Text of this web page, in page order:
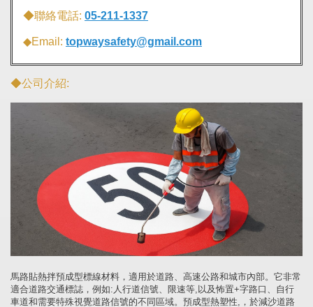
◆聯絡電話: 05-211-1337
◆Email: topwaysafety@gmail.com
◆公司介紹:
馬路貼熱拌預成型標線材料，適用於道路、高速公路和城市內部。它非常
適合道路交通標誌，例如:人行道信號、限速等,以及怖置+字路口、自行
車道和需要特殊視覺道路信號的不同區域。預成型熱塑性,，於減沙道路